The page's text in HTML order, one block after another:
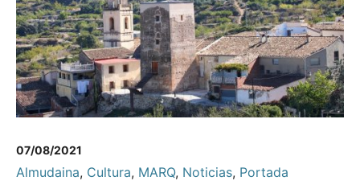
07/08/2021
Almudaina, Cultura, MARQ, Noticias, Portada